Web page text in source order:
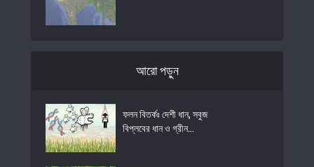
আরো পড়ুন
ফলন বিতর্কঃ দেশী ধান, সবুজ
বিপ্লবের ধান ও গ্রীন...